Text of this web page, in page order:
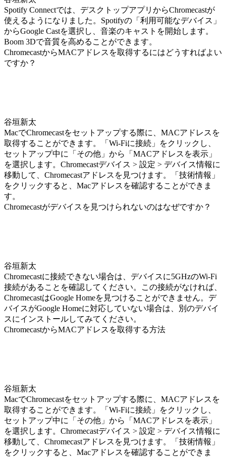
Spotify Connectでは、デスクトップアプリからChromecastが
使えるようになりました。Spotifyの「利用可能なデバイス」
からGoogle Castを選択し、音楽のキャストを開始します。
Boom 3Dで音質を高めることができます。
ChromecastからMACアドレスを取得するにはどうすればよい
ですか？
谷垣新太
MacでChromecastをセットアップする際に、MACアドレスを
取得することができます。「Wi-Fiに接続」をクリックし、
セットアップ中に「その他」から「MACアドレスを表示」
を選択します。Chromecastデバイス > 設定 > デバイス情報に
移動して、Chromecastアドレスを見つけます。「技術情報」
をクリックすると、Macアドレスを確認することができま
す。
Chromecastがデバイスを見つけられないのはなぜですか？
谷垣新太
Chromecastに接続できない場合は、デバイスに5GHzのWi-Fi
接続があることを確認してください。この接続がなければ、
ChromecastはGoogle Homeを見つけることができません。デ
バイスがGoogle Homeに対応していない場合は、別のデバイ
スにインストールしてみてください。
ChromecastからMACアドレスを取得する方法
谷垣新太
MacでChromecastをセットアップする際に、MACアドレスを
取得することができます。「Wi-Fiに接続」をクリックし、
セットアップ中に「その他」から「MACアドレスを表示」
を選択します。Chromecastデバイス > 設定 > デバイス情報に
移動して、Chromecastアドレスを見つけます。「技術情報」
をクリックすると、Macアドレスを確認することができま